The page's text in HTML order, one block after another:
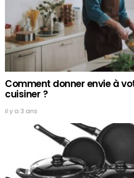
Comment donner envie à
cuisiner ?
il y a 3 ans